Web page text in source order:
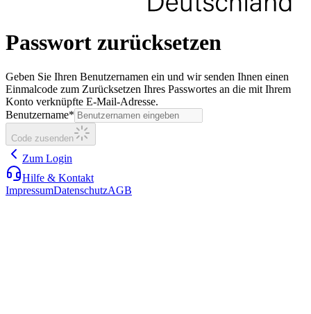
Passwort zurücksetzen
Geben Sie Ihren Benutzernamen ein und wir senden Ihnen einen
Einmalcode zum Zurücksetzen Ihres Passwortes an die mit Ihrem
Konto verknüpfte E-Mail-Adresse.
Benutzername*
Code zusenden
Zum Login
Hilfe & Kontakt
ImpressumDatenschutzAGB